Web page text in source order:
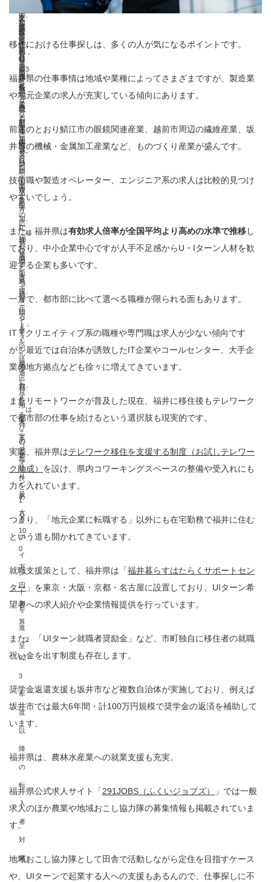
た
は
起
業
し
た
場
合
に
支
給
※
18
歳
未
満
同
伴
の
場
合、
1
人
あ
た
り
最
大
10
0
万
円
加
算
（2
02
3
年
度
以
降
の
転
入
者
対
象）
起
業
支
給。
市
町
ご
と
に
支
給
条
件
が
若
干
異
な
る
て
対
象
市
町
に
定
住
世
帯
1
回
ま
で
利
用
可
額
来
県
し
て
就
職
イ
ベ
ン
ト
参
加、
企
業
面
接、
住
ま
い
探
し
等
を
実
施
交
通
費・
宿
泊
費
を
補
助
0
0
円
×
最
大
3
0
日
し
テ
レ
ワ
ー
ク
実
施。
期
間
中
に
県
内
コ
ワ
ー
キ
ン
グ
利
用
等
の
条
件
あ
り
担
を
軽
減
0
0
万
円）
方
移
住
者
と
サ
ポ
ー
タ
ー
双
方
に
ご
当
地
デ
ジ
タ
ル
通
貨
「は
ぴ
コ
イ
ン」
1
万
ポ
イ
ン
ト
を
進
呈
で、
移
住
後3
か
月
以
内
に
所
定
の
「移
住
レ
ポ
ー
ト」
を
提
出
す
る
こ
と
等
移住における仕事探しは、多くの人が気になるポイントです。
福井県の仕事事情は地域や業種によってさまざまですが、製造業
や地元企業の求人が充実している傾向にあります。
前述のとおり鯖江市の眼鏡関連産業、越前市周辺の繊維産業、坂
井市の機械・金属加工産業など、ものづくり産業が盛んです。
技術職や製造オペレーター、エンジニア系の求人は比較的見つけ
やすいでしょう。
また、福井県は有効求人倍率が全国平均より高めの水準で推移し
ており、中小企業中心ですが人手不足感からU・Iターン人材を歓
迎する企業も多いです。
一方で、都市部に比べて選べる職種が限られる面もあります。
IT・クリエイティブ系の職種や専門職は求人が少ない傾向です
が、最近では自治体が誘致したIT企業やコールセンター、大手企
業の地方拠点なども徐々に増えてきています。
またリモートワークが普及した現在、福井に移住後もテレワーク
で都市部の仕事を続けるという選択肢も現実的です。
実際、福井県はテレワーク移住を支援する制度（お試しテレワー
ク助成） を設け、県内コワーキングスペースの整備や受入れにも
力を入れています。
つまり、「地元企業に転職する」以外にも在宅勤務で福井に住む
という道も開かれてきています。
就職支援策として、福井県は「福井暮らすはたらくサポートセン
ター 」を東京・大阪・京都・名古屋に設置しており、UIターン希
望者への求人紹介や企業情報提供を行っています。
また、「UIターン就職者奨励金」など、市町独自に移住者の就職
祝い金を出す制度も存在します。
奨学金返還支援も坂井市など複数自治体が実施しており、例えば
坂井市では最大6年間・計100万円規模で奨学金の返済を補助して
います。
福井県は、農林水産業への就業支援も充実。
福井県公式求人サイト「291JOBS（ふくいジョブズ）
」では一般
求人のほか農業や地域おこし協力隊の募集情報も掲載されていま
す。
地域おこし協力隊として田舎で活動しながら定住を目指すケース
や、UIターンで起業する人への支援もあるんので、仕事探しに不